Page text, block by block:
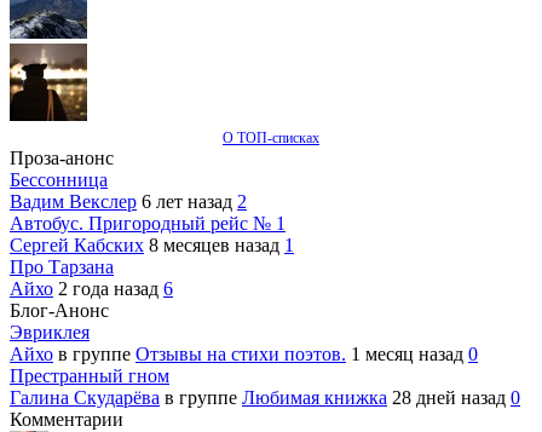
О ТОП-списках
Проза-анонс
Бессонница
Вадим Векслер 6 лет назад 2
Автобус. Пригородный рейс № 1
Сергей Кабских 8 месяцев назад 1
Про Тарзана
Айхо 2 года назад 6
Блог-Анонс
Эвриклея
Айхо в группе Отзывы на стихи поэтов. 1 месяц назад 0
Престранный гном
Галина Скударёва в группе Любимая книжка 28 дней назад 0
Комментарии